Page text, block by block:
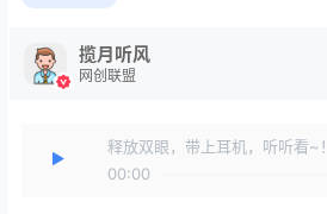
揽月听风
网创联盟
释放双眼，带上耳机，听听看~！
00:00